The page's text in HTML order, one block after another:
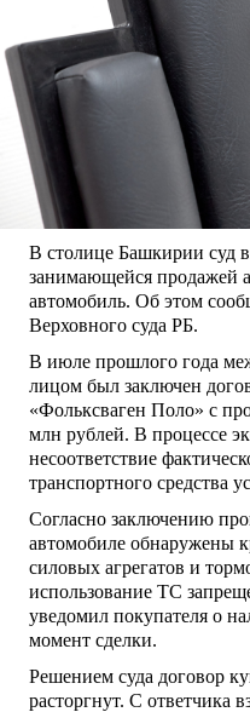
В столице Башкирии суд
занимающейся продажей
автомобиль. Об этом
Верховного суда РБ.
В июле прошлого года
лицом был заключен
«Фольксваген Поло» с
млн рублей. В процессе
несоответствие
транспортного средства
Согласно заключению
автомобиле обнаружены
силовых агрегатов и
использование ТС
уведомил покупателя о
момент сделки.
Решением суда договор
расторгнут. С ответчика